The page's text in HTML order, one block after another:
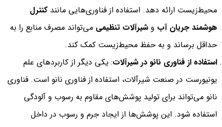
محیط‌زیست ارائه دهد. استفاده از فناوری‌هایی مانند کنترل
هوشمند جریان آب و شیرآلات تنظیمی می‌تواند مصرف منابع را به
حداقل برساند و به حفظ محیط‌زیست کمک کند.
استفاده از فناوری نانو در شیرآلات: یکی دیگر از کاربردهای علم
یونیورست در صنعت شیرآلات، استفاده از فناوری نانو است. فناوری
نانو می‌تواند برای تولید پوشش‌های مقاوم به رسوب و آلودگی
استفاده شود. این پوشش‌ها از ایجاد جرم و رسوب در داخل